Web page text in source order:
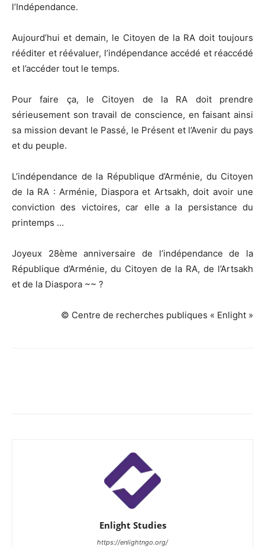
l’Indépendance.
Aujourd’hui et demain, le Citoyen de la RA doit toujours
rééditer et réévaluer, l’indépendance accédé et réaccédé
et l’accéder tout le temps.
Pour faire ça, le Citoyen de la RA doit prendre
sérieusement son travail de conscience, en faisant ainsi
sa mission devant le Passé, le Présent et l’Avenir du pays
et du peuple.
L’indépendance de la République d’Arménie, du Citoyen
de la RA : Arménie, Diaspora et Artsakh, doit avoir une
conviction des victoires, car elle a la persistance du
printemps …
Joyeux 28ème anniversaire de l’indépendance de la
République d’Arménie, du Citoyen de la RA, de l’Artsakh
et de la Diaspora ~~ ?
© Centre de recherches publiques « Enlight »
Enlight Studies
https://enlightngo.org/